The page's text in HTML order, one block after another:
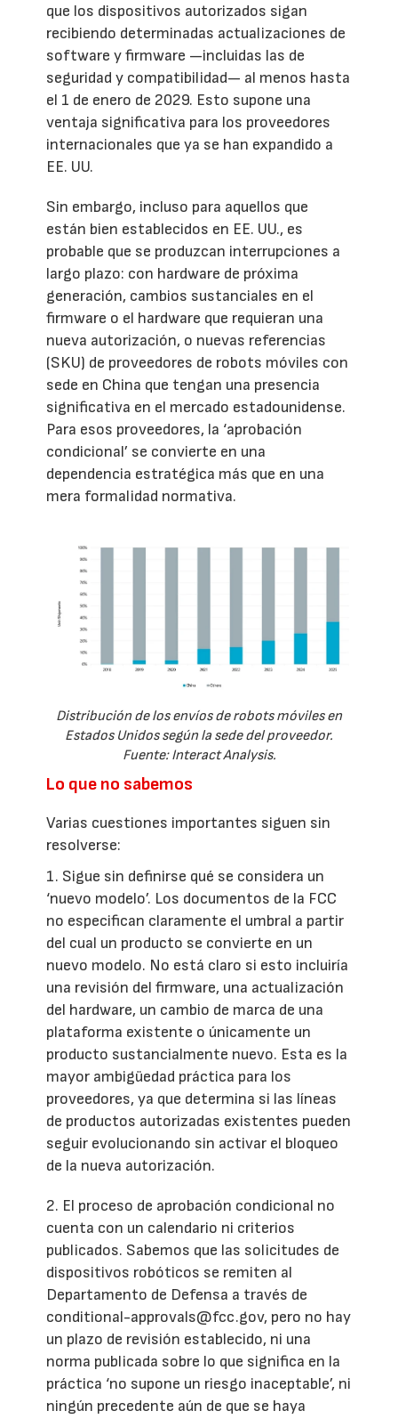
que los dispositivos autorizados sigan
recibiendo determinadas actualizaciones de
software y firmware —incluidas las de
seguridad y compatibilidad— al menos hasta
el 1 de enero de 2029. Esto supone una
ventaja significativa para los proveedores
internacionales que ya se han expandido a
EE. UU.
Sin embargo, incluso para aquellos que
están bien establecidos en EE. UU., es
probable que se produzcan interrupciones a
largo plazo: con hardware de próxima
generación, cambios sustanciales en el
firmware o el hardware que requieran una
nueva autorización, o nuevas referencias
(SKU) de proveedores de robots móviles con
sede en China que tengan una presencia
significativa en el mercado estadounidense.
Para esos proveedores, la ‘aprobación
condicional’ se convierte en una
dependencia estratégica más que en una
mera formalidad normativa.
Distribución de los envíos de robots móviles en
Estados Unidos según la sede del proveedor.
Fuente: Interact Analysis.
Lo que no sabemos
Varias cuestiones importantes siguen sin
resolverse:
1. Sigue sin definirse qué se considera un
‘nuevo modelo’. Los documentos de la FCC
no especifican claramente el umbral a partir
del cual un producto se convierte en un
nuevo modelo. No está claro si esto incluiría
una revisión del firmware, una actualización
del hardware, un cambio de marca de una
plataforma existente o únicamente un
producto sustancialmente nuevo. Esta es la
mayor ambigüedad práctica para los
proveedores, ya que determina si las líneas
de productos autorizadas existentes pueden
seguir evolucionando sin activar el bloqueo
de la nueva autorización.
2. El proceso de aprobación condicional no
cuenta con un calendario ni criterios
publicados. Sabemos que las solicitudes de
dispositivos robóticos se remiten al
Departamento de Defensa a través de
conditional-approvals@fcc.gov, pero no hay
un plazo de revisión establecido, ni una
norma publicada sobre lo que significa en la
práctica ‘no supone un riesgo inaceptable’, ni
ningún precedente aún de que se haya